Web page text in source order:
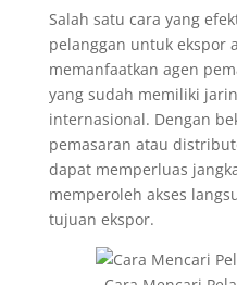
Salah satu cara yang
pelanggan untuk ekspor
memanfaatkan agen
yang sudah memiliki
internasional. Dengan
pemasaran atau
dapat memperluas
memperoleh akses
tujuan ekspor.